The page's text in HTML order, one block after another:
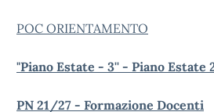
POC ORIENTAMENTO
"Piano Estate - 3'' - Piano Estate
PN 21/27 - Formazione Docenti